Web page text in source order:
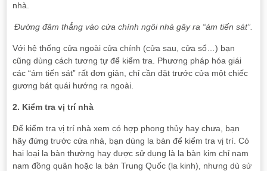
nhà.
Đường đâm thẳng vào cửa chính ngôi nhà gây ra “ám tiến sát”.
Với hệ thống cửa ngoài cửa chính (cửa sau, cửa sổ…) bạn
cũng dùng cách tương tự để kiểm tra. Phương pháp hóa giái
các “ám tiến sát” rất đơn giản, chỉ cần đặt trước cửa một chiếc
gương bát quái hướng ra ngoài.
2. Kiểm tra vị trí nhà
Để kiểm tra vị trí nhà xem có hợp phong thủy hay chưa, bạn
hãy đứng trước cửa nhà, bạn dùng la bàn để kiểm tra vị trí. Có
hai loại la bàn thường hay được sử dụng là la bàn kim chỉ nam
nam đồng quân hoặc la bàn Trung Quốc (la kinh), nhưng dù sử